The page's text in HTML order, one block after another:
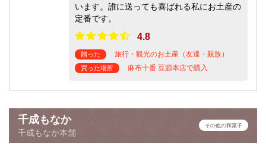
います。誰に送っても喜ばれる私にお土産の
定番です。
4.8
贈った 旅行・観光のお土産（友達・親族）
買った場所 麻布十番 豆源本店で購入
千成もなか
千成もなか本舗
その他の和菓子